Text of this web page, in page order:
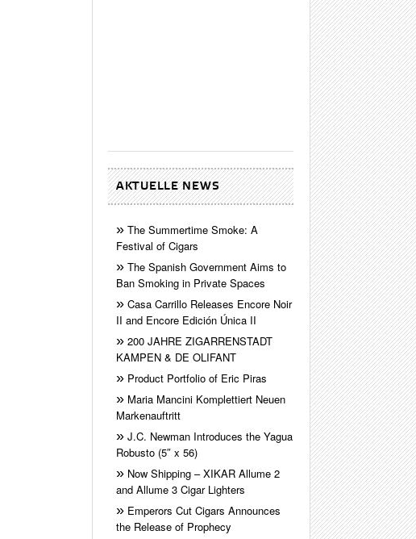
AKTUELLE NEWS
The Summertime Smoke: A
Festival of Cigars
The Spanish Government Aims to
Ban Smoking in Private Spaces
Casa Carrillo Releases Encore Noir
II and Encore Edición Única II
200 JAHRE ZIGARRENSTADT
KAMPEN & DE OLIFANT
Product Portfolio of Eric Piras
Maria Mancini Komplettiert Neuen
Markenauftritt
J.C. Newman Introduces the Yagua
Robusto (5″ x 56)
Now Shipping – XIKAR Allume 2
and Allume 3 Cigar Lighters
Emperors Cut Cigars Announces
the Release of Prophecy